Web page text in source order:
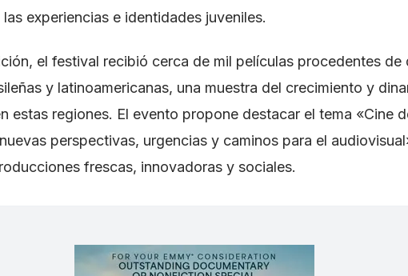
experiencias e identidades juveniles.
el festival recibió cerca de mil películas procedentes de
y latinoamericanas, una muestra del crecimiento y
estas regiones. El evento propone destacar el tema «Cine
perspectivas, urgencias y caminos para el
frescas, innovadoras y sociales.